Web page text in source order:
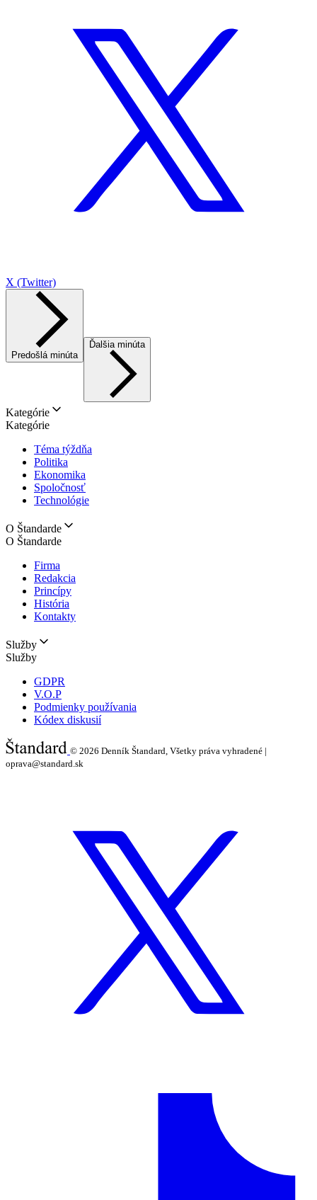
X (Twitter)
Predošlá minúta
Ďalšia minúta
Kategórie
Kategórie
Téma týždňa
Politika
Ekonomika
Spoločnosť
Technológie
O Štandarde
O Štandarde
Firma
Redakcia
Princípy
História
Kontakty
Služby
Služby
GDPR
V.O.P
Podmienky používania
Kódex diskusií
© 2026 Denník Štandard, Všetky práva vyhradené |
oprava@standard.sk